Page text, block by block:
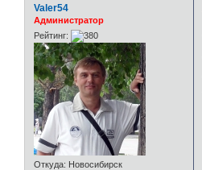
Valer54
Администратор
Рейтинг:
Откуда: Новосибирск